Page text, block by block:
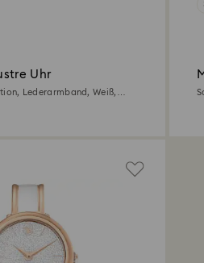
Uhr
Lederarmband, Weiß,